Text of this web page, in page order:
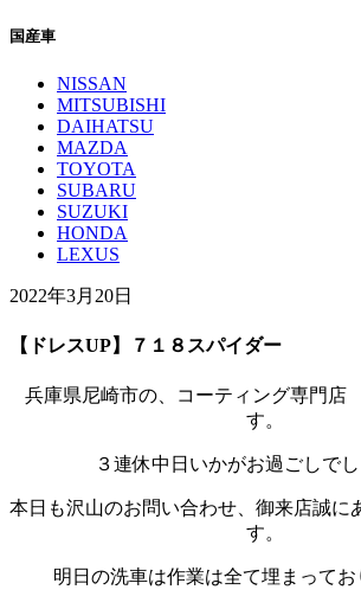
国産車
NISSAN
MITSUBISHI
DAIHATSU
MAZDA
TOYOTA
SUBARU
SUZUKI
HONDA
LEXUS
2022年3月20日
【ドレスUP】７１８スパイダー
兵庫県尼崎市の、コーティング専門
す。
３連休中日いかがお過ごしで
本日も沢山のお問い合わせ、御来店誠に
す。
明日の洗車は作業は全て埋まってお